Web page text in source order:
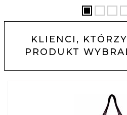
KLIENCI,
PRODUKT